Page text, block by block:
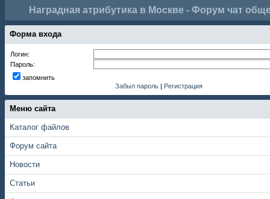
Наградная атрибутика в Москве - Форум чат
Форма входа
Логин:
Пароль:
запомнить
Забыл пароль | Регистрация
Меню сайта
Каталог файлов
Форум сайта
Новости
Статьи